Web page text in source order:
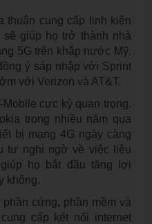
thuận cung cấp linh kiện
giúp họ trở thành nhà
5G trên khắp nước Mỹ.
ý sáp nhập với Sprint
với Verizon và AT&T.
cực kỳ quan trọng.
trong nhiều năm qua
bị mạng 4G ngày càng
tư nghi ngờ về việc liệu
họ bắt đầu tăng lợi
không.
cứng, phần mềm và
cấp kết nối internet